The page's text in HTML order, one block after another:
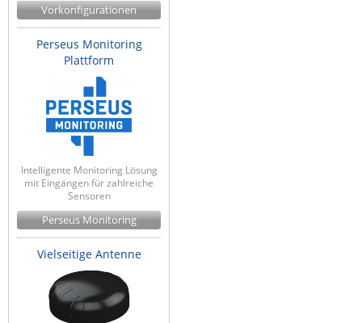
Vorkonfigurationen
Perseus Monitoring
Plattform
Intelligente Monitoring Lösung
mit Eingängen für zahlreiche
Sensoren
Perseus Monitoring
Vielseitige Antenne